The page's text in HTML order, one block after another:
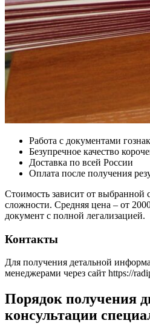
Работа с документами гознак
Безупречное качество
Доставка по всей России
Оплата после получения
Стоимость зависит от выбранной
сложности. Средняя цена – от
документ с полной легализацией.
Контакты
Для получения детальной
менеджерами через сайт https://
Порядок получения
консультации